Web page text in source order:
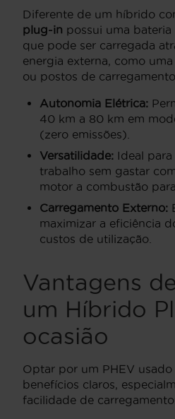
Diferente de um híbrido
plug-in possui uma
que pode ser carregada
energia externa, como
ou postos de
Autonomia Elétrica:
40 km a 80 km em
(zero emissões).
Versatilidade: Ideal
trabalho sem gastar
motor a combustão
Carregamento Externo:
maximizar a eficiência
custos de utilização.
Vantagens
um Híbrido
ocasião
Optar por um PHEV
benefícios claros,
facilidade de